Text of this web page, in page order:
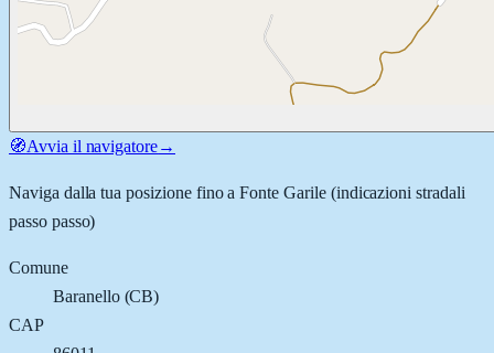
🧭Avvia il navigatore→
Naviga dalla tua posizione fino aFonte Garile(indicazioni stradali
passo passo)
Comune
Baranello(CB)
CAP